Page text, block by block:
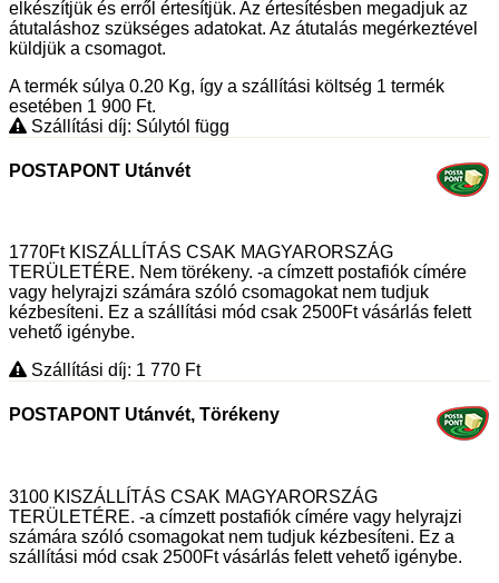
elkészítjük és erről értesítjük. Az értesítésben megadjuk az
átutaláshoz szükséges adatokat. Az átutalás megérkeztével
küldjük a csomagot.
A termék súlya 0.20 Kg, így a szállítási költség 1 termék
esetében 1 900 Ft.
Szállítási díj: Súlytól függ
POSTAPONT Utánvét
1770Ft KISZÁLLÍTÁS CSAK MAGYARORSZÁG
TERÜLETÉRE. Nem törékeny. -a címzett postafiók címére
vagy helyrajzi számára szóló csomagokat nem tudjuk
kézbesíteni. Ez a szállítási mód csak 2500Ft vásárlás felett
vehető igénybe.
Szállítási díj: 1 770 Ft
POSTAPONT Utánvét, Törékeny
3100 KISZÁLLÍTÁS CSAK MAGYARORSZÁG
TERÜLETÉRE. -a címzett postafiók címére vagy helyrajzi
számára szóló csomagokat nem tudjuk kézbesíteni. Ez a
szállítási mód csak 2500Ft vásárlás felett vehető igénybe.